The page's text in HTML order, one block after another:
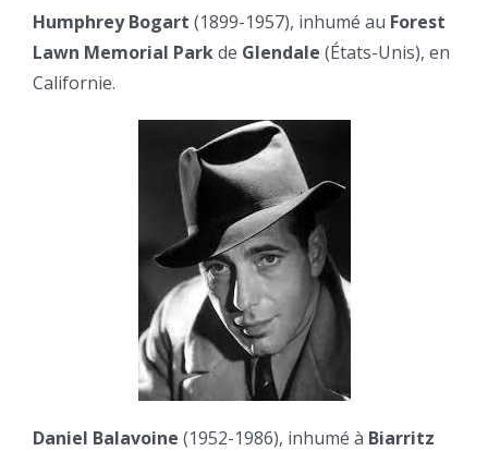
Humphrey Bogart (1899-1957), inhumé au Forest
Lawn Memorial Parkde Glendale (États-Unis), en
Californie.
Daniel Balavoine (1952-1986), inhumé à Biarritz